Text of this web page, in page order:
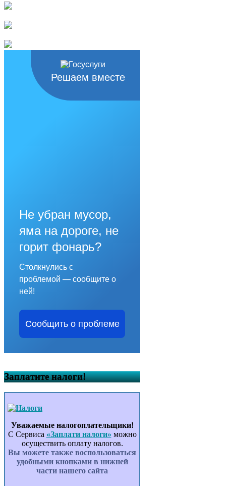
Решаем вместе
Не убран мусор,
яма на дороге, не
горит фонарь?
Столкнулись с
проблемой — сообщите о
ней!
Сообщить о проблеме
Заплатите налоги!
Уважаемые налогоплательщики!
С Сервиса «Заплати налоги» можно
осуществить оплату налогов.
Вы можете также воспользоваться
удобными кнопками в нижней
части нашего сайта